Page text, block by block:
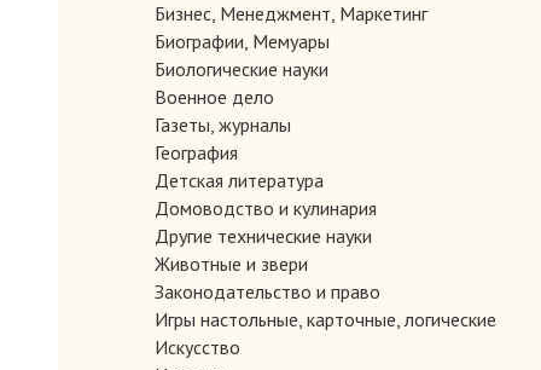
Бизнес, Менеджмент, Маркетинг
Биографии, Мемуары
Биологические науки
Военное дело
Газеты, журналы
География
Детская литература
Домоводство и кулинария
Другие технические науки
Животные и звери
Законодательство и право
Игры настольные, карточные, логические
Искусство